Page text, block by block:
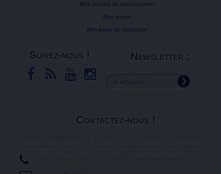
Mes retours de marchandise
Mes avoirs
Mes bons de réduction
Suivez-nous ! Newsletter :
Contactez-nous !
Pour un renseignement ou un conseil personnalisé, une demande
particulière ou une idée à partager, nous sommes à votre écoute.
par téléphone au
07.64.07.81.25 (appel non surtaxé).